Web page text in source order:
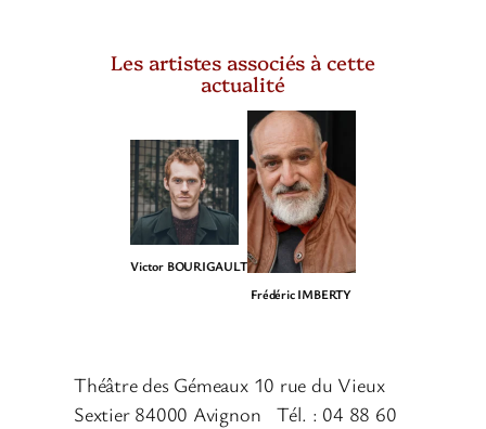
Les artistes associés à cette
actualité
Victor BOURIGAULT
Frédéric IMBERTY
Théâtre des Gémeaux 10 rue du Vieux
Sextier 84000 Avignon ​ Tél. : 04 88 60